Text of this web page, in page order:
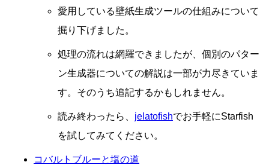
愛用している壁紙生成ツールの仕組みについて
掘り下げました。
処理の流れは網羅できましたが、個別のパター
ン生成器についての解説は一部が力尽きていま
す。そのうち追記するかもしれません。
読み終わったら、 jelatofishでお手軽にStarfish
を試してみてください。
コバルトブルーと塩の道